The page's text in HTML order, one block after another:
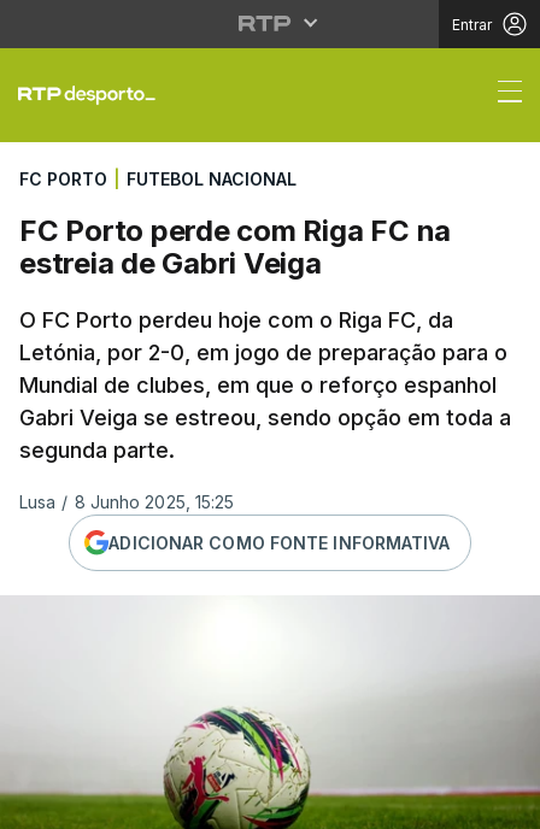
Entrar
FC Porto perde com
FC PORTO FUTEBOL NACIONAL
FC Porto perde com Riga FC na
estreia de Gabri Veiga
O FC Porto perdeu hoje com o Riga FC, da
Letónia, por 2-0, em jogo de preparação para o
Mundial de clubes, em que o reforço espanhol
Gabri Veiga se estreou, sendo opção em toda a
segunda parte.
Lusa / 8 Junho 2025, 15:25
ADICIONAR COMO FONTE INFORMATIVA